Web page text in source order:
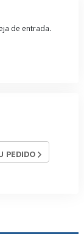
de entrada.
PEDIDO